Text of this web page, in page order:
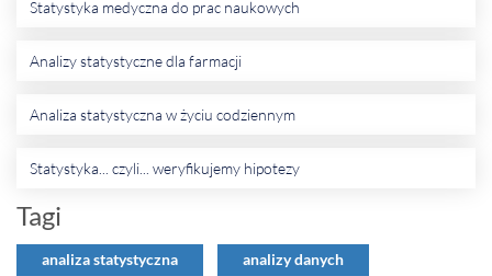
Statystyka medyczna do prac naukowych
Analizy statystyczne dla farmacji
Analiza statystyczna w życiu codziennym
Statystyka... czyli... weryfikujemy hipotezy
Tagi
analiza statystyczna analizy danych